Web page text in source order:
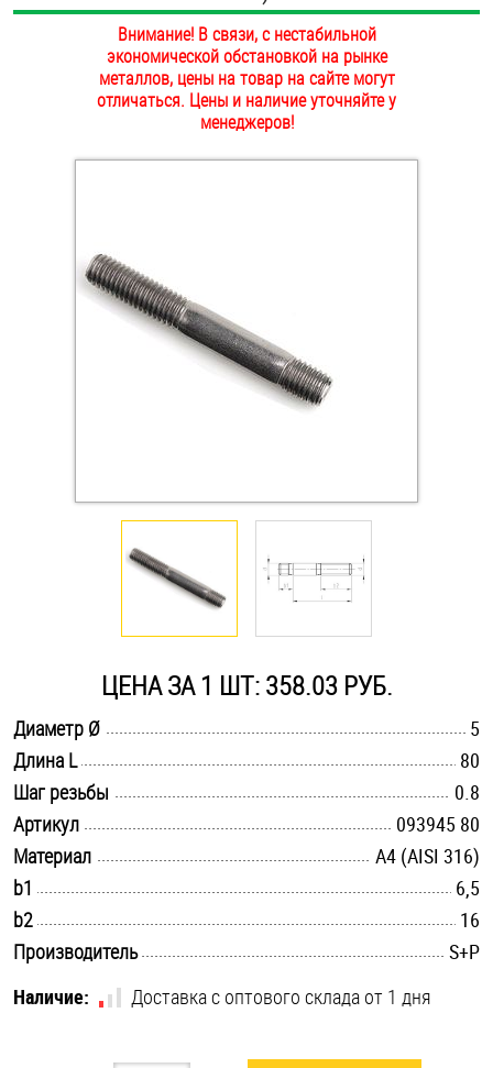
ОПЛАТА И ДОСТАВКА
НАШИ МАГАЗИНЫ
Заклепки (Гайки-Заклепки)
Крюки, кольца с метрической резьбой
Оснастка и аксессуары для яхт
Стопорные кольца
Такелаж
Хомуты
Шпильки
Шплинты
Внимание! В связи, с нестабильной
экономической обстановкой на рынке
металлов, цены на товар на сайте могут
отличаться. Цены и наличие уточняйте у
менеджеров!
ЦЕНА ЗА 1 ШТ: 358.03 РУБ.
Диаметр Ø
5
Длина L
80
Шаг резьбы
0.8
Артикул
093945 80
Материал
A4 (AISI 316)
b1
6,5
b2
16
Производитель
S+P
Наличие:
Доставка с оптового склада от 1 дня